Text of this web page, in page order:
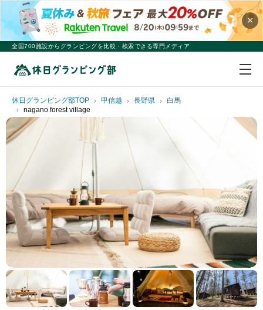
×
全国700施設からグランピングを比較・検索できる専門メディア
休日グランピング部TOP 甲信越 長野県
白馬
nagano forest village